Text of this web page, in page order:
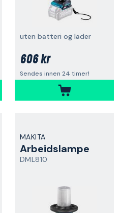
uten batteri og lader
606 kr
Sendes innen 24 timer!
MAKITA
Arbeidslampe
DML810